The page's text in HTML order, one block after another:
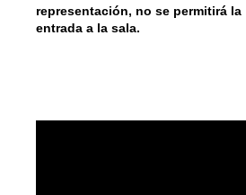
representación, no se permitirá la
entrada a la sala.